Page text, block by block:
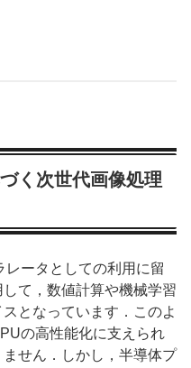
く次世代画像処理
ータとしての利用に留
て，数値計算や機械学習
となっています．このよ
の高性能化に支えられ
せん．しかし，半導体プ